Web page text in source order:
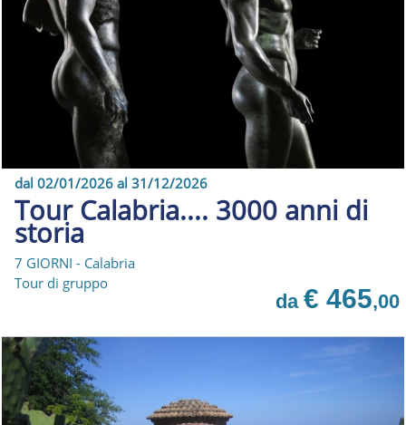
dal 02/01/2026 al 31/12/2026
Tour Calabria.... 3000 anni di
storia
7 GIORNI - Calabria
Tour di gruppo
da € 465,00